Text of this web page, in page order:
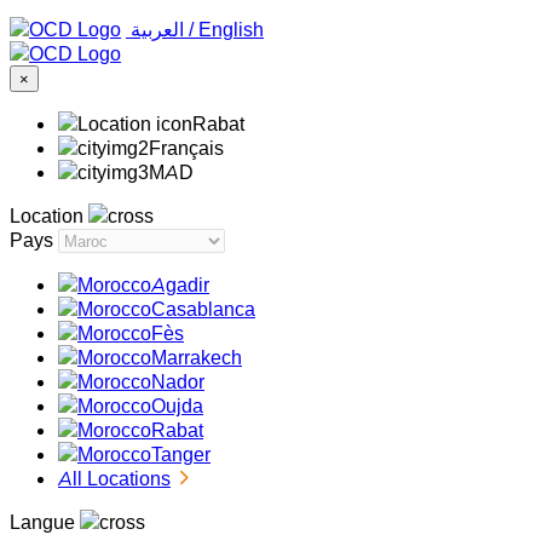
‏العربية ‏ / English
×
Rabat
Français
MAD
Location
Pays
Agadir
Casablanca
Fès
Marrakech
Nador
Oujda
Rabat
Tanger
All Locations
Langue